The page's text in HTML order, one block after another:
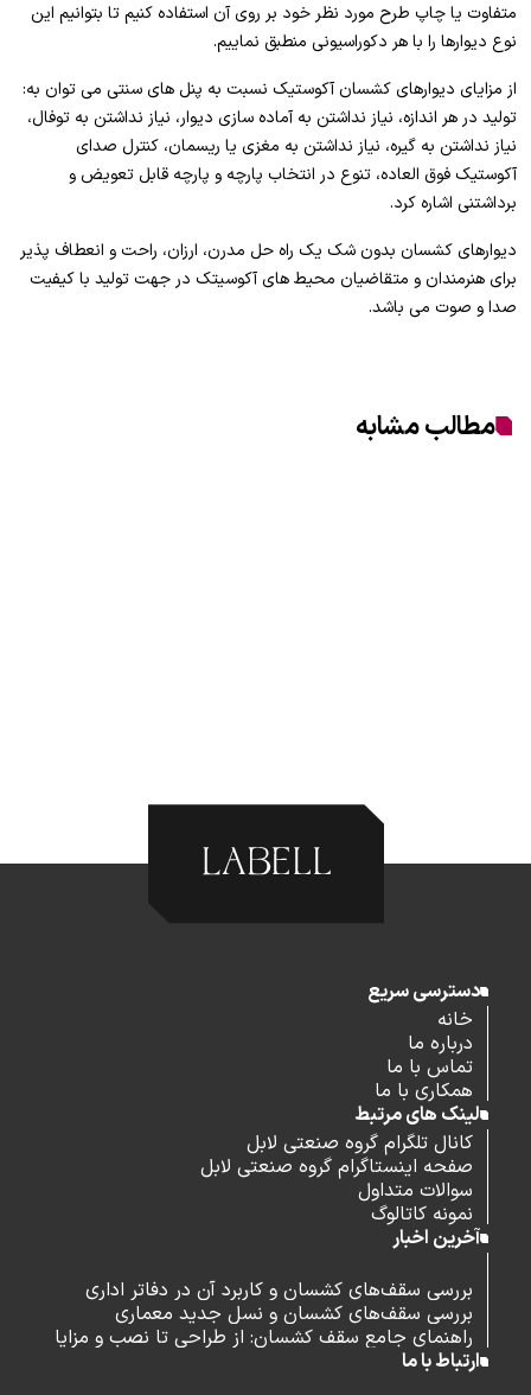
متفاوت یا چاپ طرح مورد نظر خود بر روی آن استفاده کنیم تا بتوانیم این
نوع دیوارها را با هر دکوراسیونی منطبق نماییم.
از مزایای دیوارهای کشسان آکوستیک نسبت به پنل های سنتی می توان به:
تولید در هر اندازه، نیاز نداشتن به آماده سازی دیوار، نیاز نداشتن به توفال،
نیاز نداشتن به گیره، نیاز نداشتن به مغزی یا ریسمان، کنترل صدای
آکوستیک فوق العاده، تنوع در انتخاب پارچه و پارچه قابل تعویض و
برداشتنی اشاره کرد.
دیوارهای کشسان بدون شک یک راه حل مدرن، ارزان، راحت و انعطاف پذیر
برای هنرمندان و متقاضیان محیط های آکوسیتک در جهت تولید با کیفیت
صدا و صوت می باشد.
مطالب مشابه
دسترسی سریع
خانه
درباره ما
تماس با ما
همکاری با ما
لینک های مرتبط
کانال تلگرام گروه صنعتی لابل
صفحه اینستاگرام گروه صنعتی لابل
سوالات متداول
نمونه کاتالوگ
آخرین اخبار
بررسی سقف‌های کشسان و کاربرد آن در دفاتر اداری
بررسی سقف‌های کشسان و نسل جدید معماری
راهنمای جامع سقف کشسان: از طراحی تا نصب و مزایا
ارتباط با ما